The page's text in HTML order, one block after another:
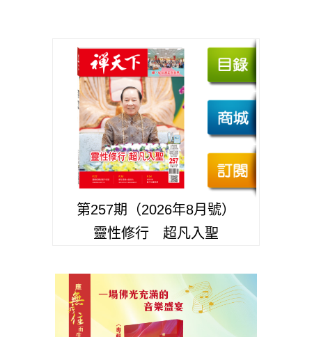
第257期（2026年8月號）
靈性修行 超凡入聖